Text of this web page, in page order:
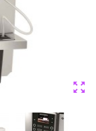
zoom_out_map